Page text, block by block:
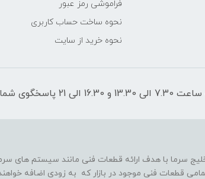
فراموشی رمز عبور
نحوه ساخت حساب کاربری
نحوه خرید از سایت
پاسخگوی شما هستیم
سرما با هدف ارائه قطعات فنی مانند سیستم های
قطعات فنی موجود در بازار که به زودی اضافه